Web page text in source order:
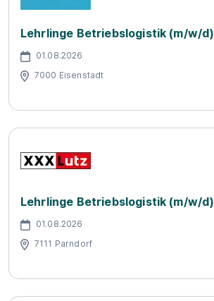
Lehrlinge Betriebslogistik (m/w/d)
01.08.2026
7000 Eisenstadt
Lehrlinge Betriebslogistik (m/w/d)
01.08.2026
7111 Parndorf